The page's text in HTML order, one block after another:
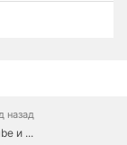
назад
и ...